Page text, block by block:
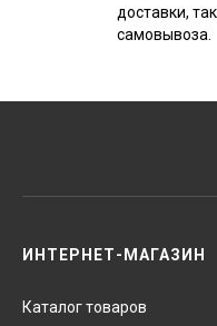
доставки,
самовывоза.
ИНТЕРНЕТ-МАГАЗИН
Каталог товаров